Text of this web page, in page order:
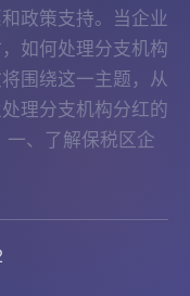
政策支持。当企业
如何处理分支机构
围绕这一主题，从
理分支机构分红的
一、了解保税区企